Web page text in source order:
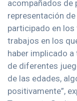
acompañados de
representación
participado en los
trabajos en los
haber implicado
de diferentes
de las edades,
positivamente”,